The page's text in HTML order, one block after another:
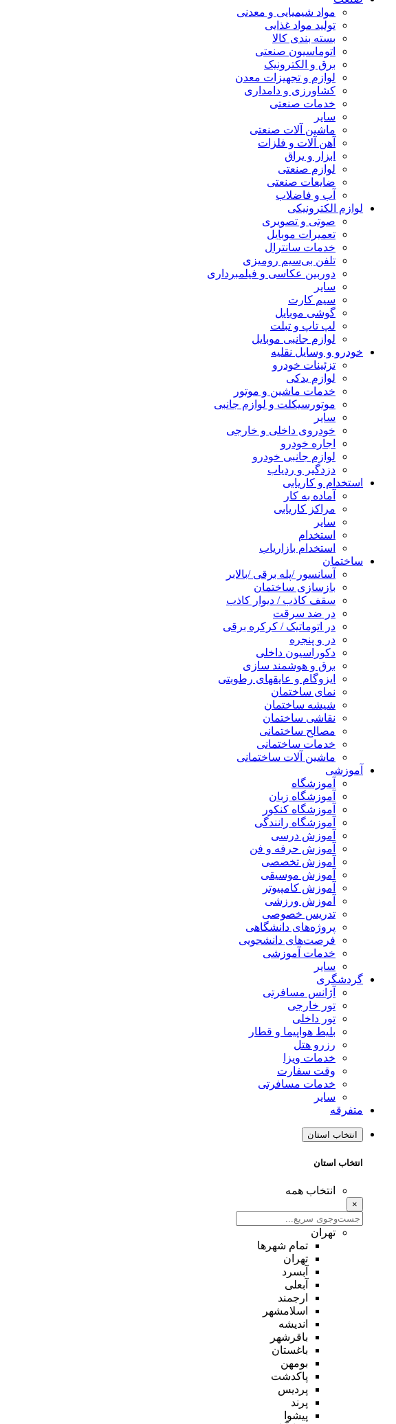
مواد شیمیایی و معدنی
تولید مواد غذایی
بسته بندی کالا
اتوماسیون صنعتی
برق و الکترونیک
لوازم و تجهیزات معدن
کشاورزی و دامداری
خدمات صنعتی
سایر
ماشین آلات صنعتی
آهن آلات و فلزات
ابزار و یراق
لوازم صنعتی
ضایعات صنعتی
آب و فاضلاب
لوازم الکترونیکی
صوتی و تصویری
تعمیرات موبایل
خدمات سانترال
تلفن بی‌سیم رومیزی
دوربین عکاسی و فیلمبرداری
سایر
سیم کارت
گوشی موبایل
لپ تاپ و تبلت
لوازم جانبی موبایل
خودرو و وسایل نقلیه
تزئینات خودرو
لوازم یدکی
خدمات ماشین و موتور
موتورسیکلت و لوازم جانبی
سایر
خودروی داخلی و خارجی
اجاره خودرو
لوازم جانبی خودرو
دزدگیر و ردیاب
استخدام و کاریابی
آماده به کار
مراکز کاریابی
سایر
استخدام
استخدام بازاریاب
ساختمان
آسانسور /پله برقی /بالابر
بازسازی ساختمان
سقف کاذب / دیوار کاذب
در ضد سرقت
در اتوماتیک / کرکره برقی
در و پنجره
دکوراسیون داخلی
برق و هوشمند سازی
ایزوگام و عایقهای رطوبتی
نمای ساختمان
شیشه ساختمان
نقاشی ساختمان
مصالح ساختمانی
خدمات ساختمانی
ماشین آلات ساختمانی
آموزشی
آموزشگاه
آموزشگاه زبان
آموزشگاه کنکور
آموزشگاه رانندگی
آموزش درسی
آموزش حرفه و فن
آموزش تخصصی
آموزش موسیقی
آموزش کامپیوتر
آموزش ورزشی
تدریس خصوصی
پروژه‌های دانشگاهی
فرصت‌های دانشجویی
خدمات آموزشی
سایر
گردشگری
آژانس مسافرتی
تور خارجی
تور داخلی
بلیط هواپیما و قطار
رزرو هتل
خدمات ویزا
وقت سفارت
خدمات مسافرتی
سایر
متفرقه
انتخاب استان
انتخاب استان
انتخاب همه
×
تهران
تمام شهر‌ها
تهران
آبسرد
آبعلی
ارجمند
اسلامشهر
اندیشه
باقرشهر
باغستان
بومهن
پاکدشت
پردیس
پرند
پیشوا